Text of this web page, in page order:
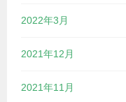
2022年3月
2021年12月
2021年11月